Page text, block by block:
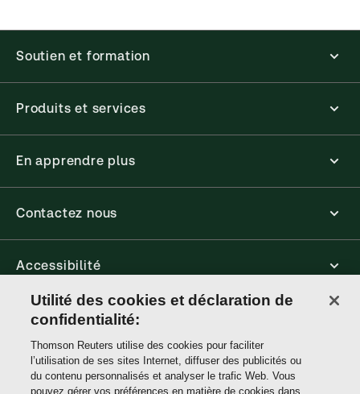
Soutien et formation
Produits et services
En apprendre plus
Contactez nous
Accessibilité
Connect
Thomson
Reuters
Utilité des cookies et déclaration de
confidentialité:
Thomson Reuters utilise des cookies pour faciliter
l’utilisation de ses sites Internet, diffuser des publicités ou
du contenu personnalisés et analyser le trafic Web. Vous
pouvez gérer vos préférences en matière de cookies dans